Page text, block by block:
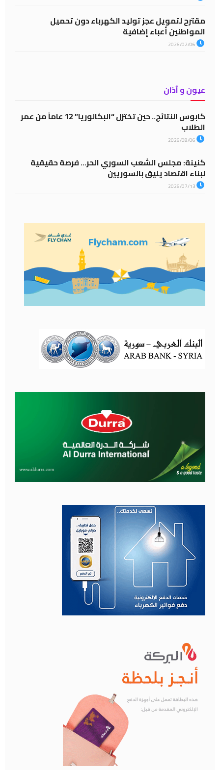
مقترح لتمويل عجز توليد الكهرباء دون تحميل
المواطنين أعباء إضافية
عيون و آذان
كابوس النتائج.. حين تختزل “البكالوريا” 12 عاماً من عمر
الطلاب
كنينة: مجلس الشعب السوري الحر… فرصة حقيقية
لبناء اقتصاد يليق بالسوريين